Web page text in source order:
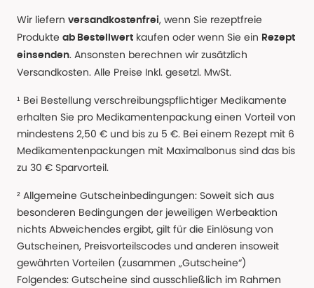
Wir liefern versandkostenfrei, wenn Sie rezeptfreie
Produkte ab Bestellwert kaufen oder wenn Sie ein Rezept
einsenden. Ansonsten berechnen wir zusätzlich
Versandkosten. Alle Preise Inkl. gesetzl. MwSt.
¹ Bei Bestellung verschreibungspflichtiger Medikamente
erhalten Sie pro Medikamentenpackung einen Vorteil von
mindestens 2,50 € und bis zu 5 €. Bei einem Rezept mit 6
Medikamentenpackungen mit Maximalbonus sind das bis
zu 30 € Sparvorteil.
² Allgemeine Gutscheinbedingungen: Soweit sich aus
besonderen Bedingungen der jeweiligen Werbeaktion
nichts Abweichendes ergibt, gilt für die Einlösung von
Gutscheinen, Preisvorteilscodes und anderen insoweit
gewährten Vorteilen (zusammen „Gutscheine“)
Folgendes: Gutscheine sind ausschließlich im Rahmen